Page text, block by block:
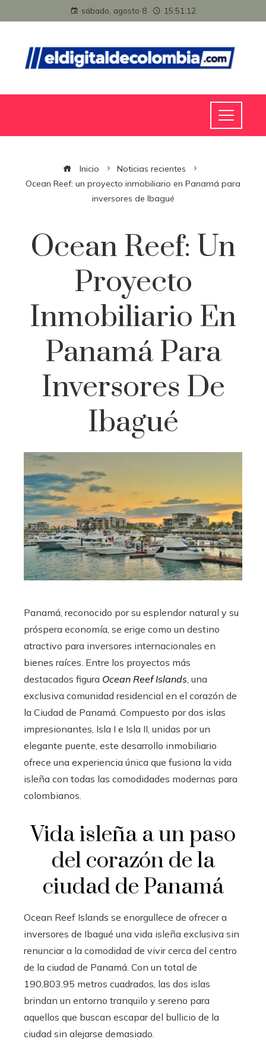
sábado, agosto 8 15:51:12
Inicio
Noticias recientes
Ocean Reef: un proyecto inmobiliario en Panamá para
inversores de Ibagué
Ocean Reef: Un
Proyecto
Inmobiliario En
Panamá Para
Inversores De
Ibagué
Panamá, reconocido por su esplendor natural y su
próspera economía, se erige como un destino
atractivo para inversores internacionales en
bienes raíces. Entre los proyectos más
destacados figura Ocean Reef Islands , una
exclusiva comunidad residencial en el corazón de
la Ciudad de Panamá. Compuesto por dos islas
impresionantes, Isla I e Isla II, unidas por un
elegante puente, este desarrollo inmobiliario
ofrece una experiencia única que fusiona la vida
isleña con todas las comodidades modernas para
colombianos.
Vida isleña a un paso
del corazón de la
ciudad de Panamá
Ocean Reef Islands se enorgullece de ofrecer a
inversores de Ibagué una vida isleña exclusiva sin
renunciar a la comodidad de vivir cerca del centro
de la ciudad de Panamá. Con un total de
190,803.95 metros cuadrados, las dos islas
brindan un entorno tranquilo y sereno para
aquellos que buscan escapar del bullicio de la
ciudad sin alejarse demasiado.